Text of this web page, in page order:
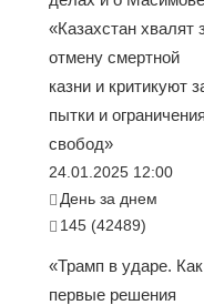
«Казахстан хвалят
отмену смертной
казни и критикуют
пытки и ограничения
свобод»
24.01.2025 12:00
День за днем
145 (42489)
«Трамп в ударе. Как
первые решения